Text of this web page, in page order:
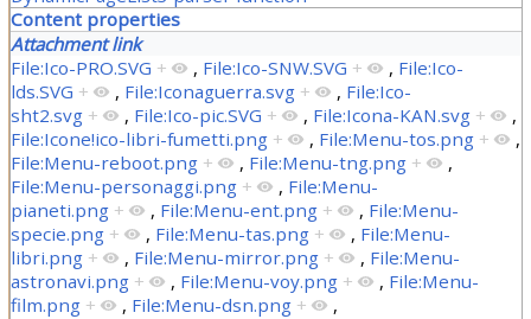
Content properties
Attachment link
File:Ico-PRO.SVG + , File:Ico-SNW.SVG + , File:Ico-
lds.SVG + , File:Iconaguerra.svg + , File:Ico-
sht2.svg + , File:Ico-pic.SVG + , File:Icona-KAN.svg +
,
File:Icone!ico-libri-fumetti.png + , File:Menu-tos.png +
,
File:Menu-reboot.png + , File:Menu-tng.png +
,
File:Menu-personaggi.png + , File:Menu-
pianeti.png + , File:Menu-ent.png + , File:Menu-
specie.png + , File:Menu-tas.png + , File:Menu-
libri.png + , File:Menu-mirror.png + , File:Menu-
astronavi.png + , File:Menu-voy.png + , File:Menu-
film.png + , File:Menu-dsn.png +
,